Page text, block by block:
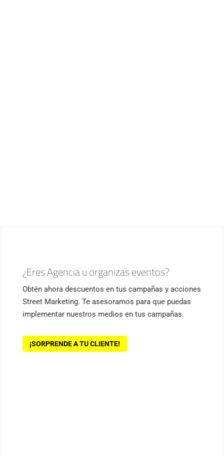
¿Eres Agencia u organizas eventos?
Obtén ahora descuentos en tus campañas y acciones
Street Marketing. Te asesoramos para que puedas
implementar nuestros medios en tus campañas.
¡SORPRENDE A TU CLIENTE!